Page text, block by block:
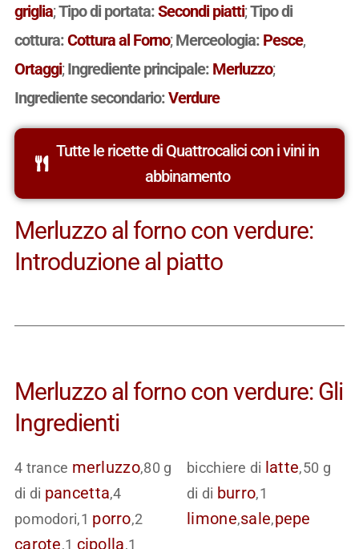
griglia;Tipo di portata:Secondi piatti;Tipo di
cottura:Cottura al Forno;Merceologia: Pesce,
Ortaggi;Ingrediente principale: Merluzzo;
Ingrediente secondario:Verdure
Tutte le ricette di Quattrocalici con i vini in
abbinamento
Merluzzo al forno con verdure:
Introduzione al piatto
Merluzzo al forno con verdure: Gli
Ingredienti
4 trance merluzzo,80 g
di di pancetta,4
pomodori,1 porro,2
carote,1 cipolla,1
bicchiere di latte,50 g
di di burro,1
limone,sale,pepe